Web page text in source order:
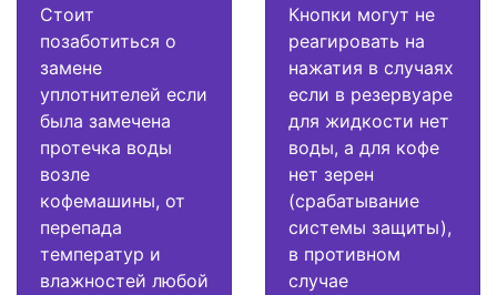
Стоит
позаботиться о
замене
уплотнителей если
была замечена
протечка воды
возле
кофемашины, от
перепада
температур и
влажностей любой
Кнопки могут не
реагировать на
нажатия в случаях
если в резервуаре
для жидкости нет
воды, а для кофе
нет зерен
(срабатывание
системы защиты),
в противном
случае